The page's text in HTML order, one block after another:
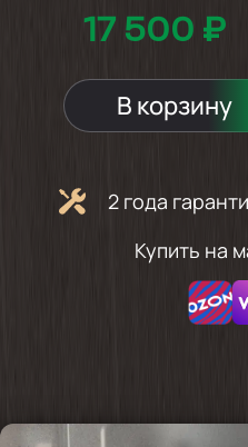
17 500 ₽
В корзину
2 года
Купить на